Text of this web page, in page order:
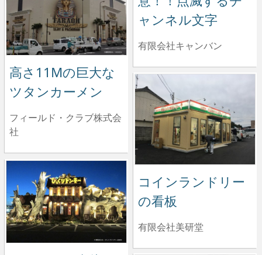
ャンネル文字
有限会社キャンバン
高さ11Mの巨大な
ツタンカーメン
フィールド・クラブ株式会
社
コインランドリー
の看板
有限会社美研堂